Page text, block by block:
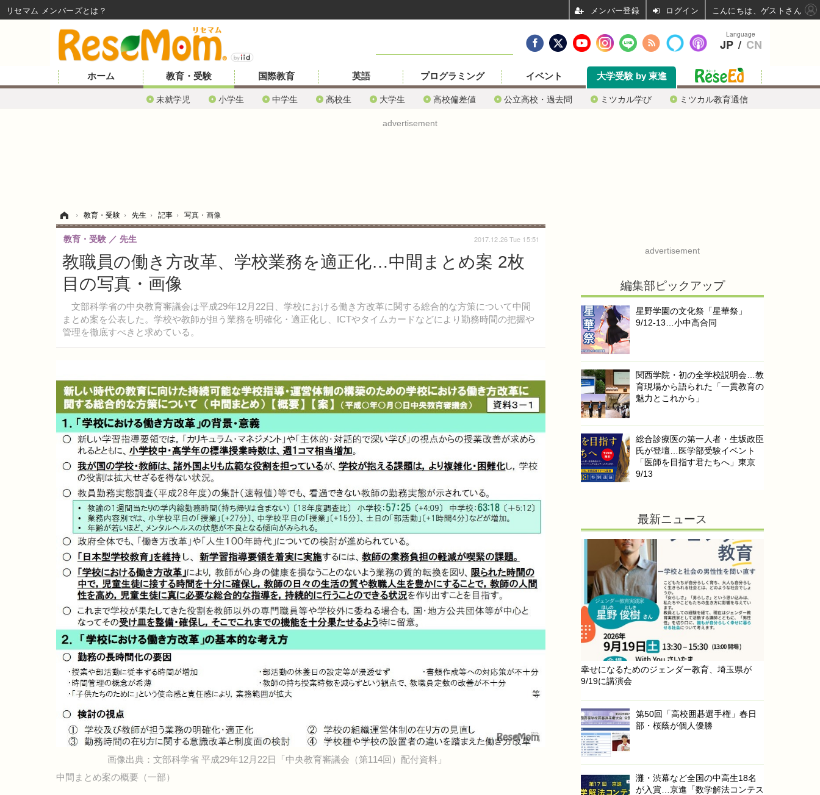
ホーム 教育・受験
未就学児 小学生 中学生 高校生 大学生 高校偏差値 公立高校・過去問 ミツカル学び ミツカル教育通信
国際教育 英語 プログラミング イベント 大学受験 by 東進
advertisement
› 教育・受験 › 先生 › 記事 › 写真・画像
教職員の働き方改革、学校業務を適正化…中間まとめ案 2枚
目の写真・画像
文部科学省の中央教育審議会は平成29年12月22日、学校における働き方改革に関する総合的な方策について中間
まとめ案を公表した。学校や教師が担う業務を明確化・適正化し、ICTやタイムカードなどにより勤務時間の把握や
管理を徹底すべきと求めている。
教育・受験 先生 2017.12.26 Tue 15:51
画像出典：文部科学省 平成29年12月22日「中央教育審議会（第114回）配付資料」
中間まとめ案の概要（一部）
advertisement
編集部ピックアップ
星野学園の文化祭「星華祭」
9/12-13…小中高合同
関西学院・初の全学校説明会…教
育現場から語られた「一貫教育の
魅力とこれから」
総合診療医の第一人者・生坂政臣
氏が登壇…医学部受験イベント
「医師を目指す君たちへ」東京
9/13
最新ニュース
幸せになるためのジェンダー教育、埼玉県が
9/19に講演会
第50回「高校囲碁選手権」春日
部・桜蔭が個人優勝
灘・渋幕など全国の中高生18名
が入賞…京進「数学解法コンテス
Language
JP / CN
リセマム メンバーズ ログイン こんにちは、ゲストさん